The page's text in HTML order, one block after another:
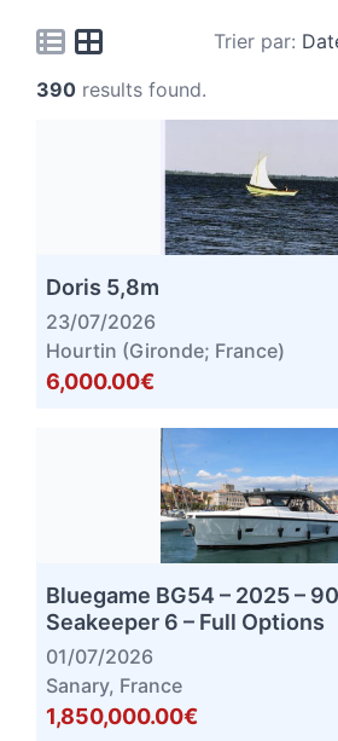
Trier par:
390 results found.
Doris 5,8m
23/07/2026
Hourtin (Gironde; France)
6,000.00€
Bluegame BG54 – 2025 –
Seakeeper 6 – Full Options
01/07/2026
Sanary, France
1,850,000.00€